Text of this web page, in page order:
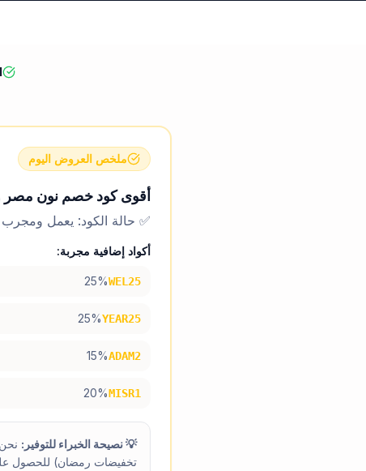
ملخص العروض اليوم
أقوى كود خصم نون مصر
✅ حالة الكود: يعمل ومجرب
أكواد إضافية مجربة:
WEL25
25%
YEAR25
25%
ADAM2
15%
MISR1
20%
💡 نصيحة الخبراء للتوفير:
تخفيضات رمضان) للحصول